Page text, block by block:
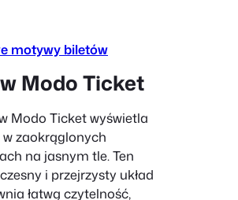
motywy biletów
Modo Ticket
Modo Ticket wyświetla
zaokrąglonych
na jasnym tle. Ten
i przejrzysty układ
łatwą czytelność,